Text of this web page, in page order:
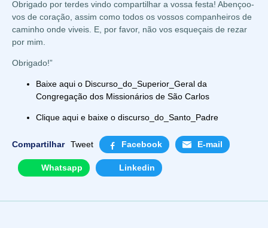
Obrigado por terdes vindo compartilhar a vossa festa! Abençoo-
vos de coração, assim como todos os vossos companheiros de
caminho onde viveis. E, por favor, não vos esqueçais de rezar
por mim.
Obrigado!”
Baixe aqui o Discurso_do_Superior_Geral da
Congregação dos Missionários de São Carlos
Clique aqui e baixe o discurso_do_Santo_Padre
Compartilhar Tweet Facebook E-mail
Whatsapp Linkedin